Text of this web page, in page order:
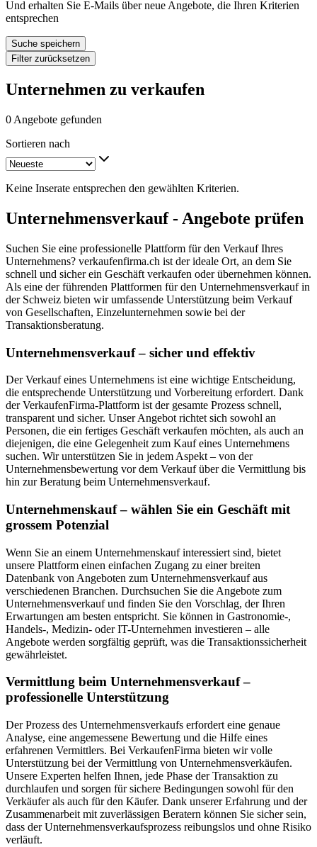
Und erhalten Sie E-Mails über neue Angebote, die Ihren Kriterien
entsprechen
Suche speichern
Filter zurücksetzen
Unternehmen zu verkaufen
0 Angebote gefunden
Sortieren nach
Keine Inserate entsprechen den gewählten Kriterien.
Unternehmensverkauf - Angebote prüfen
Suchen Sie eine professionelle Plattform für den Verkauf Ihres
Unternehmens? verkaufenfirma.ch ist der ideale Ort, an dem Sie
schnell und sicher ein Geschäft verkaufen oder übernehmen können.
Als eine der führenden Plattformen für den Unternehmensverkauf in
der Schweiz bieten wir umfassende Unterstützung beim Verkauf
von Gesellschaften, Einzelunternehmen sowie bei der
Transaktionsberatung.
Unternehmensverkauf – sicher und effektiv
Der Verkauf eines Unternehmens ist eine wichtige Entscheidung,
die entsprechende Unterstützung und Vorbereitung erfordert. Dank
der VerkaufenFirma-Plattform ist der gesamte Prozess schnell,
transparent und sicher. Unser Angebot richtet sich sowohl an
Personen, die ein fertiges Geschäft verkaufen möchten, als auch an
diejenigen, die eine Gelegenheit zum Kauf eines Unternehmens
suchen. Wir unterstützen Sie in jedem Aspekt – von der
Unternehmensbewertung vor dem Verkauf über die Vermittlung bis
hin zur Beratung beim Unternehmensverkauf.
Unternehmenskauf – wählen Sie ein Geschäft mit
grossem Potenzial
Wenn Sie an einem Unternehmenskauf interessiert sind, bietet
unsere Plattform einen einfachen Zugang zu einer breiten
Datenbank von Angeboten zum Unternehmensverkauf aus
verschiedenen Branchen. Durchsuchen Sie die Angebote zum
Unternehmensverkauf und finden Sie den Vorschlag, der Ihren
Erwartungen am besten entspricht. Sie können in Gastronomie-,
Handels-, Medizin- oder IT-Unternehmen investieren – alle
Angebote werden sorgfältig geprüft, was die Transaktionssicherheit
gewährleistet.
Vermittlung beim Unternehmensverkauf –
professionelle Unterstützung
Der Prozess des Unternehmensverkaufs erfordert eine genaue
Analyse, eine angemessene Bewertung und die Hilfe eines
erfahrenen Vermittlers. Bei VerkaufenFirma bieten wir volle
Unterstützung bei der Vermittlung von Unternehmensverkäufen.
Unsere Experten helfen Ihnen, jede Phase der Transaktion zu
durchlaufen und sorgen für sichere Bedingungen sowohl für den
Verkäufer als auch für den Käufer. Dank unserer Erfahrung und der
Zusammenarbeit mit zuverlässigen Beratern können Sie sicher sein,
dass der Unternehmensverkaufsprozess reibungslos und ohne Risiko
verläuft.